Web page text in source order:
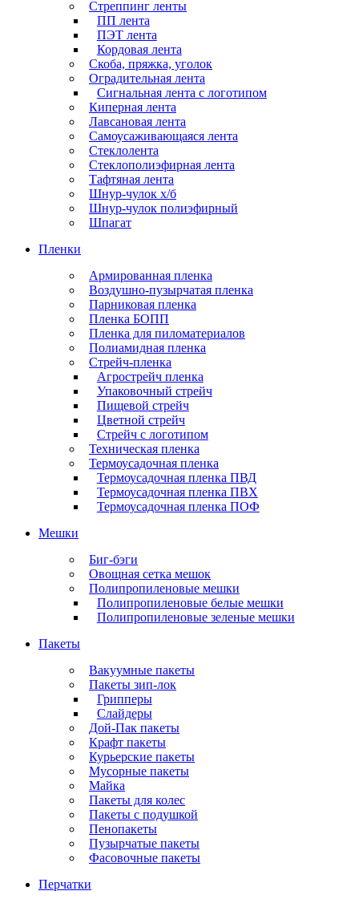
Стреппинг ленты
ПП лента
ПЭТ лента
Кордовая лента
Скоба, пряжка, уголок
Оградительная лента
Сигнальная лента с логотипом
Киперная лента
Лавсановая лента
Самоусаживающаяся лента
Стеклолента
Стеклополиэфирная лента
Тафтяная лента
Шнур-чулок х/б
Шнур-чулок полиэфирный
Шпагат
Пленки
Армированная пленка
Воздушно-пузырчатая пленка
Парниковая пленка
Пленка БОПП
Пленка для пиломатериалов
Полиамидная пленка
Стрейч-пленка
Агрострейч пленка
Упаковочный стрейч
Пищевой стрейч
Цветной стрейч
Стрейч с логотипом
Техническая пленка
Термоусадочная пленка
Термоусадочная пленка ПВД
Термоусадочная пленка ПВХ
Термоусадочная пленка ПОФ
Мешки
Биг-бэги
Овощная сетка мешок
Полипропиленовые мешки
Полипропиленовые белые мешки
Полипропиленовые зеленые мешки
Пакеты
Вакуумные пакеты
Пакеты зип-лок
Грипперы
Слайдеры
Дой-Пак пакеты
Крафт пакеты
Курьерские пакеты
Мусорные пакеты
Майка
Пакеты для колес
Пакеты с подушкой
Пенопакеты
Пузырчатые пакеты
Фасовочные пакеты
Перчатки